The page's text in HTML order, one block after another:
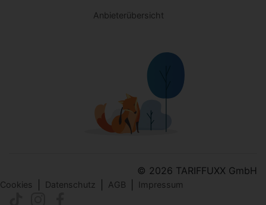
Anbieterübersicht
© 2026 TARIFFUXX GmbH
Cookies Datenschutz AGB Impressum